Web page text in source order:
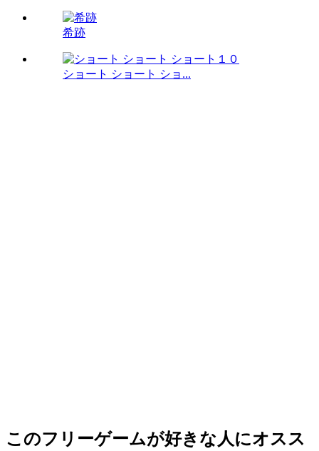
希跡
ショート ショート ショ...
このフリーゲームが好きな人にオスス